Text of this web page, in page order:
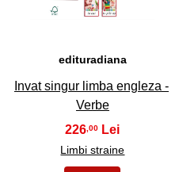
edituradiana
Invat singur limba engleza -
Verbe
226 ,00
Limbi straine